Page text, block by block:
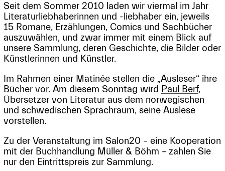
Seit dem Sommer 2010 laden wir viermal im Jahr
Literaturliebhaberinnen und -liebhaber ein, jeweils
15 Romane, Erzählungen, Comics und Sachbücher
auszuwählen, und zwar immer mit einem Blick auf
unsere Sammlung, deren Geschichte, die Bilder oder
Künstlerinnen und Künstler.
Im Rahmen einer Matinée stellen die „Ausleser“ ihre
Bücher vor. Am diesem Sonntag wird Paul Berf,
Übersetzer von Literatur aus dem norwegischen
und schwedischen Sprachraum, seine Auslese
vorstellen.
Zu der Veranstaltung im Salon20 – eine Kooperation
mit der Buchhandlung Müller & Böhm – zahlen Sie
nur den Eintrittspreis zur Sammlung.